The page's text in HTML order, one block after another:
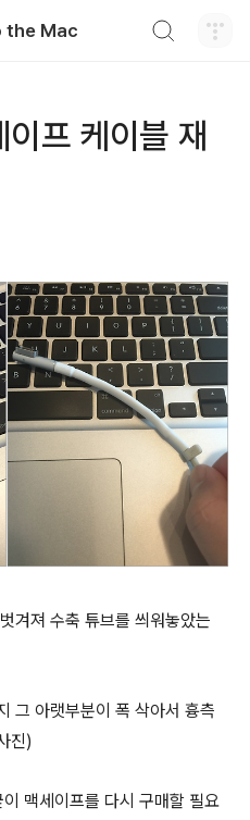
the Mac
프 케이블 재
겨져 수축 튜브를 씌워놓았는
그 아랫부분이 폭 삭아서 흉측
진)
맥세이프를 다시 구매할 필요